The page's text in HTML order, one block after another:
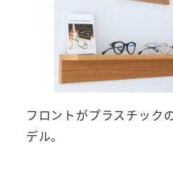
フロントがプラスチック
デル。